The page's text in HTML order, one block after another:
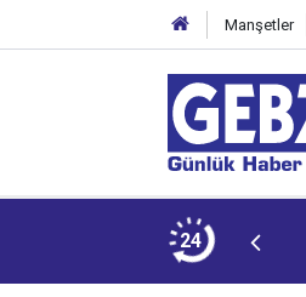
Manşetler
24